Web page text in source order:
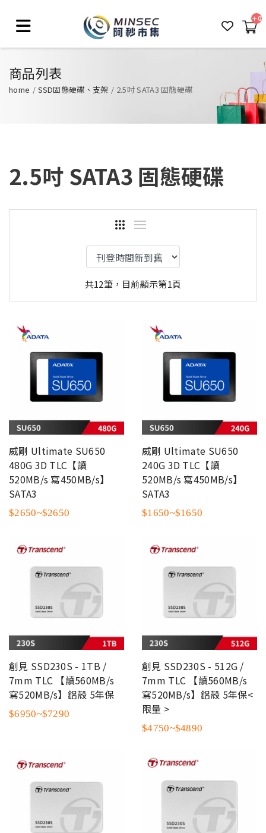
0
商品列表
home SSD固態硬碟、支架 2.5吋 SATA3 固態硬碟
2.5吋 SATA3 固態硬碟
共12筆，目前顯示第1頁
威剛 Ultimate SU650
480G 3D TLC【讀
520MB/s 寫450MB/s】
SATA3
$2650~$2650
威剛 Ultimate SU650
240G 3D TLC【讀
520MB/s 寫450MB/s】
SATA3
$1650~$1650
創見 SSD230S - 1TB /
7mm TLC 【讀560MB/s
寫520MB/s】鋁殼 5年保
$6950~$7290
創見 SSD230S - 512G /
7mm TLC 【讀560MB/s
寫520MB/s】鋁殼 5年保<
限量 >
$4750~$4890